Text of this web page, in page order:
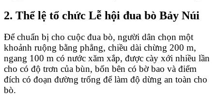
2. Thể lệ tổ chức Lễ hội đua bò Bảy Núi
Để chuẩn bị cho cuộc đua bò, người dân chọn một
khoảnh ruộng bằng phẳng, chiều dài chừng 200 m,
ngang 100 m có nước xăm xắp, được cày xới nhiều lần
cho có độ trơn của bùn, bốn bên có bờ bao và điểm
đích có đoạn đường trống để làm độ dừng an toàn cho
bò.